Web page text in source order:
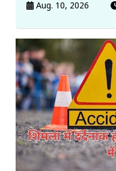
Aug. 10, 2026